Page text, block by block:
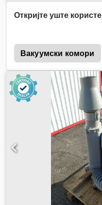
Откријте уште
Вакуумски комори